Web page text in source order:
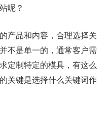
呢？
产品和内容，合理选择关
不是单一的，通常客户需
定制特定的模具，有这么
关键是选择什么关键词作